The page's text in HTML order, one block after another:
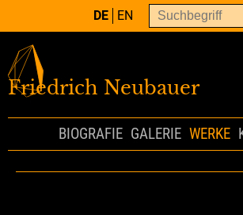
DE EN
Friedrich Neubauer
BIOGRAFIE GALERIE WERKE